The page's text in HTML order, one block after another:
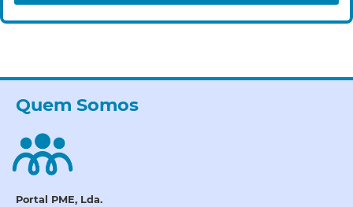
Quem Somos
Portal PME, Lda.